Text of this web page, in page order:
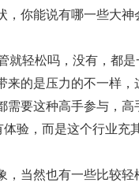
你能说有哪一些大神
轻松吗，没有，都是
来的是压力的不一样
需要这种高手参与，
验，而是这个行业充
当然也有一些比较轻